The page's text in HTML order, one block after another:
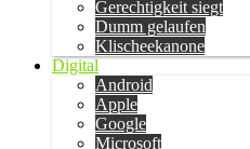
Gerechtigkeit siegt
Dumm gelaufen
Klischeekanone
Digital
Android
Apple
Google
Microsoft